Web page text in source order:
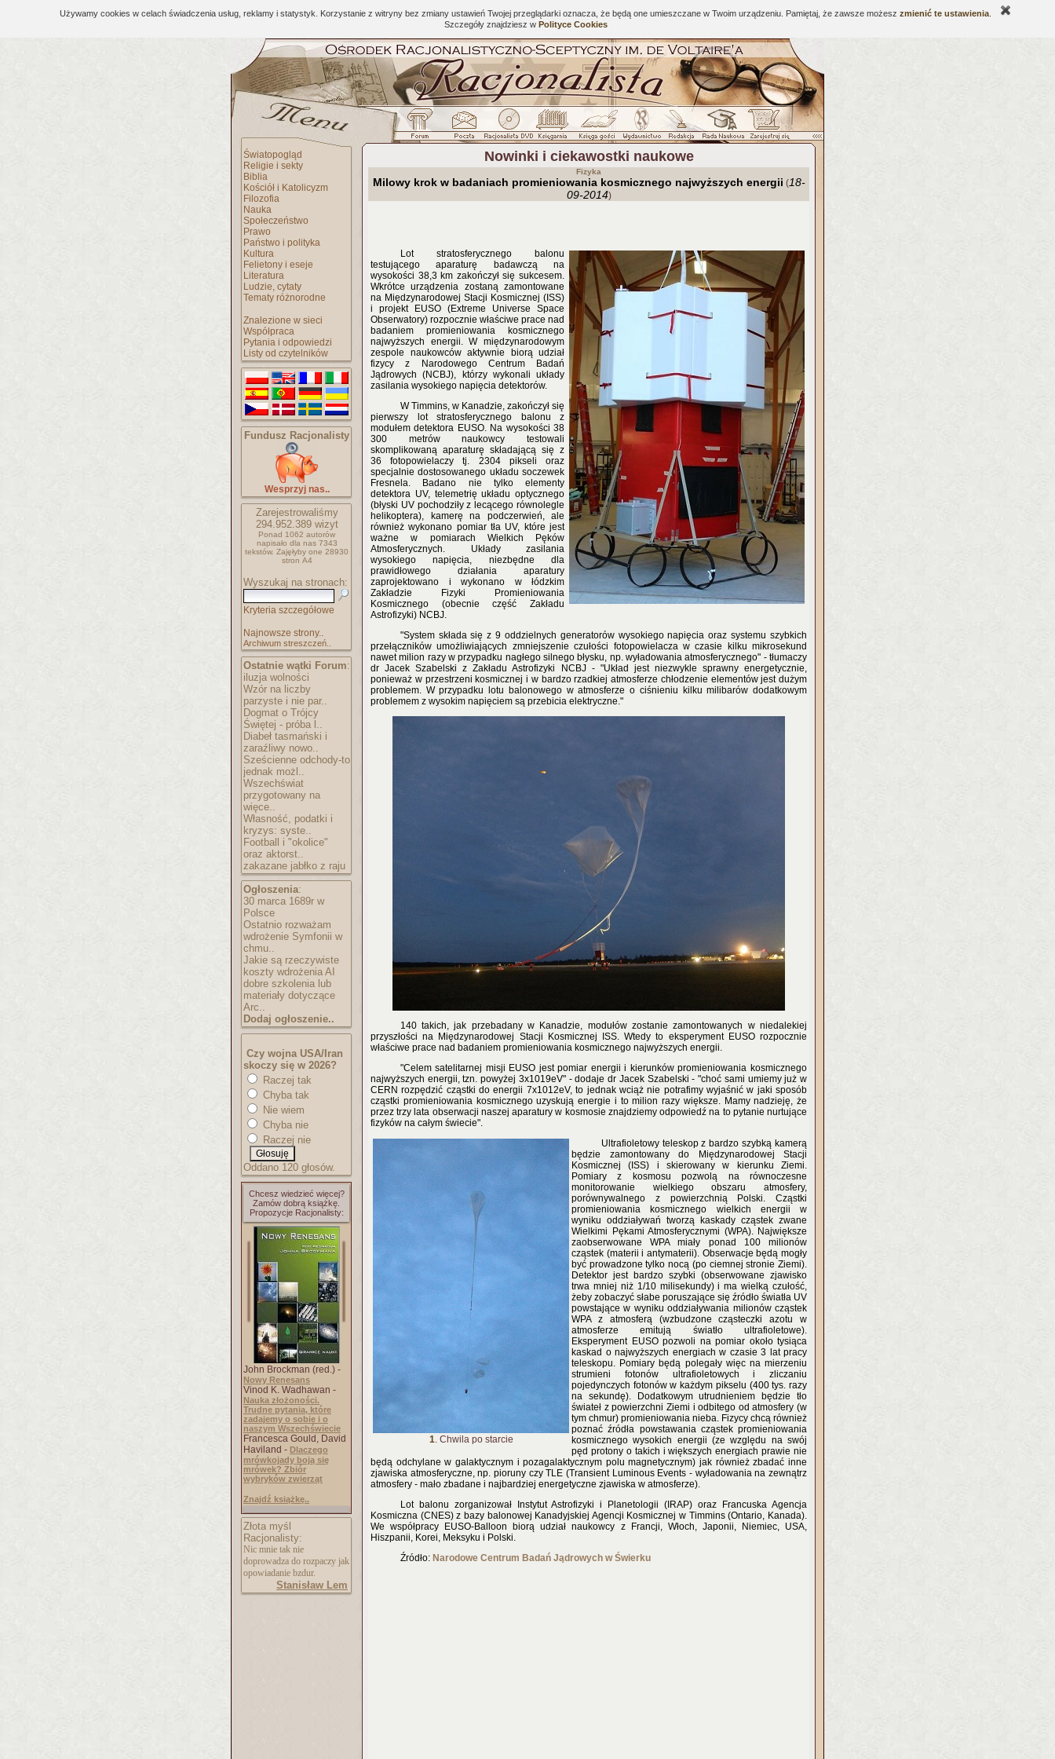
Używamy cookies w celach świadczenia usług, reklamy i statystyk. Korzystanie z witryny bez zmiany ustawień Twojej przeglądarki oznacza, że będą one umieszczane w Twoim urządzeniu. Pamiętaj, że zawsze możesz zmienić te ustawienia
Szczegóły znajdziesz w Polityce Cookies
Światopogląd
Religie i sekty
Biblia
Kościół i Katolicyzm
Filozofia
Nauka
Społeczeństwo
Prawo
Państwo i polityka
Kultura
Felietony i eseje
Literatura
Ludzie, cytaty
Tematy różnorodne
Znalezione w sieci
Współpraca
Pytania i odpowiedzi
Listy od czytelników
Fundusz Racjonalisty
Wesprzyj nas..
Zarejestrowaliśmy
294.952.389wizyt
Ponad 1062 autorów
napisało dla nas 7343
tekstów. Zajęłyby one 28930
stron A4
Wyszukaj na stronach:
Kryteria szczegółowe
Najnowsze strony..
Archiwum streszczeń..
Ostatnie wątki Forum:
iluzja wolności
Wzór na liczby
parzyste i nie par..
Dogmat o Trójcy
Świętej - próba l..
Diabeł tasmański i
zaraźliwy nowo..
Sześcienne odchody-to
jednak możl..
Wszechświat
przygotowany na
więce..
Własność, podatki i
kryzys: syste..
Football i "okolice"
oraz aktorst..
zakazane jabłko z raju
Ogłoszenia:
30 marca 1689r w
Polsce
Ostatnio rozważam
wdrożenie Symfonii w
chmu..
Jakie są rzeczywiste
koszty wdrożenia AI
dobre szkolenia lub
materiały dotyczące
Arc..
Dodaj ogłoszenie..
Czy wojna USA/Iran
skoczy się w 2026?
Raczej tak
Chyba tak
Nie wiem
Chyba nie
Raczej nie
Oddano 120 głosów.
Chcesz wiedzieć więcej?
Zamów dobrą książkę.
Propozycje Racjonalisty:
John Brockman (red.) -
Nowy Renesans
Vinod K. Wadhawan -
Nauka złożoności.
Trudne pytania, które
zadajemy o sobie i o
naszym Wszechświecie
Francesca Gould, David
Haviland - Dlaczego
mrówkojady boją się
mrówek? Zbiór
wybryków zwierząt
Znajdź książkę..
Złota myśl
Racjonalisty:
Nic mnie tak nie
doprowadza do rozpaczy jak
opowiadanie bzdur.
Stanisław Lem
Nowinki i ciekawostki naukowe
Fizyka
Milowy krok w badaniach promieniowania kosmicznego najwyższych energii (18-
09-2014)
Lot stratosferycznego balonu
testującego aparaturę badawczą na
wysokości 38,3 km zakończył się sukcesem.
Wkrótce urządzenia zostaną zamontowane
na Międzynarodowej Stacji Kosmicznej (ISS)
i projekt EUSO (Extreme Universe Space
Obserwatory) rozpocznie właściwe prace nad
badaniem promieniowania kosmicznego
najwyższych energii. W międzynarodowym
zespole naukowców aktywnie biorą udział
fizycy z Narodowego Centrum Badań
Jądrowych (NCBJ), którzy wykonali układy
zasilania wysokiego napięcia detektorów.
W Timmins, w Kanadzie, zakończył się
pierwszy lot stratosferycznego balonu z
modułem detektora EUSO. Na wysokości 38
300 metrów naukowcy testowali
skomplikowaną aparaturę składającą się z
36 fotopowielaczy tj. 2304 pikseli oraz
specjalnie dostosowanego układu soczewek
Fresnela. Badano nie tylko elementy
detektora UV, telemetrię układu optycznego
(błyski UV pochodziły z lecącego równolegle
helikoptera), kamerę na podczerwień, ale
również wykonano pomiar tła UV, które jest
ważne w pomiarach Wielkich Pęków
Atmosferycznych. Układy zasilania
wysokiego napięcia, niezbędne dla
prawidłowego działania aparatury
zaprojektowano i wykonano w łódzkim
Zakładzie Fizyki Promieniowania
Kosmicznego (obecnie część Zakładu
Astrofizyki) NCBJ.
"System składa się z 9 oddzielnych generatorów wysokiego napięcia oraz systemu szybkich
przełączników umożliwiających zmniejszenie czułości fotopowielacza w czasie kilku mikrosekund
nawet milion razy w przypadku nagłego silnego błysku, np. wyładowania atmosferycznego" - tłumaczy
dr Jacek Szabelski z Zakładu Astrofizyki NCBJ - "Układ jest niezwykle sprawny energetycznie,
ponieważ w przestrzeni kosmicznej i w bardzo rzadkiej atmosferze chłodzenie elementów jest dużym
problemem. W przypadku lotu balonowego w atmosferze o ciśnieniu kilku milibarów dodatkowym
problemem z wysokim napięciem są przebicia elektryczne."
140 takich, jak przebadany w Kanadzie, modułów zostanie zamontowanych w niedalekiej
przyszłości na Międzynarodowej Stacji Kosmicznej ISS. Wtedy to eksperyment EUSO rozpocznie
właściwe prace nad badaniem promieniowania kosmicznego najwyższych energii.
"Celem satelitarnej misji EUSO jest pomiar energii i kierunków promieniowania kosmicznego
najwyższych energii, tzn. powyżej 3x1019eV" - dodaje dr Jacek Szabelski - "choć sami umiemy już w
CERN rozpędzić cząstki do energii 7x1012eV, to jednak wciąż nie potrafimy wyjaśnić w jaki sposób
cząstki promieniowania kosmicznego uzyskują energie i to milion razy większe. Mamy nadzieję, że
przez trzy lata obserwacji naszej aparatury w kosmosie znajdziemy odpowiedź na to pytanie nurtujące
fizyków na całym świecie".
1. Chwila po starcie
Ultrafioletowy teleskop z bardzo szybką kamerą
będzie zamontowany do Międzynarodowej Stacji
Kosmicznej (ISS) i skierowany w kierunku Ziemi.
Pomiary z kosmosu pozwolą na równoczesne
monitorowanie wielkiego obszaru atmosfery,
porównywalnego z powierzchnią Polski. Cząstki
promieniowania kosmicznego wielkich energii w
wyniku oddziaływań tworzą kaskady cząstek zwane
Wielkimi Pękami Atmosferycznymi (WPA). Największe
zaobserwowane WPA miały ponad 100 milionów
cząstek (materii i antymaterii). Obserwacje będą mogły
być prowadzone tylko nocą (po ciemnej stronie Ziemi).
Detektor jest bardzo szybki (obserwowane zjawisko
trwa mniej niż 1/10 milisekundy) i ma wielką czułość,
żeby zobaczyć słabe poruszające się źródło światła UV
powstające w wyniku oddziaływania milionów cząstek
WPA z atmosferą (wzbudzone cząsteczki azotu w
atmosferze emitują światło ultrafioletowe).
Eksperyment EUSO pozwoli na pomiar około tysiąca
kaskad o najwyższych energiach w czasie 3 lat pracy
teleskopu. Pomiary będą polegały więc na mierzeniu
strumieni fotonów ultrafioletowych i zliczaniu
pojedynczych fotonów w każdym pikselu (400 tys. razy
na sekundę). Dodatkowym utrudnieniem będzie tło
świateł z powierzchni Ziemi i odbitego od atmosfery (w
tym chmur) promieniowania nieba. Fizycy chcą również
poznać źródła powstawania cząstek promieniowania
kosmicznego wysokich energii (ze względu na swój
pęd protony o takich i większych energiach prawie nie
będą odchylane w galaktycznym i pozagalaktycznym polu magnetycznym) jak również zbadać inne
zjawiska atmosferyczne, np. pioruny czy TLE (Transient Luminous Events - wyładowania na zewnątrz
atmosfery - mało zbadane i najbardziej energetyczne zjawiska w atmosferze).
Lot balonu zorganizował Instytut Astrofizyki i Planetologii (IRAP) oraz Francuska Agencja
Kosmiczna (CNES) z bazy balonowej Kanadyjskiej Agencji Kosmicznej w Timmins (Ontario, Kanada).
We współpracy EUSO-Balloon biorą udział naukowcy z Francji, Włoch, Japonii, Niemiec, USA,
Hiszpanii, Korei, Meksyku i Polski.
Źródło: Narodowe Centrum Badań Jądrowych w Świerku